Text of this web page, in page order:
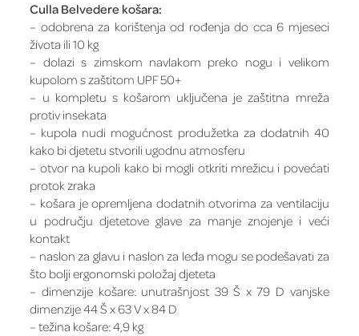
Culla Belvedere košara:
– odobrena za korištenja od rođenja do cca 6 mjeseci
života ili 10 kg
– dolazi s zimskom navlakom preko nogu i velikom
kupolom s zaštitom UPF 50+
– u kompletu s košarom uključena je zaštitna mreža
protiv insekata
– kupola nudi mogućnost produžetka za dodatnih 40
kako bi djetetu stvorili ugodnu atmosferu
– otvor na kupoli kako bi mogli otkriti mrežicu i povećati
protok zraka
– košara je opremljena dodatnih otvorima za ventilaciju
u području djetetove glave za manje znojenje i veći
kontakt
– naslon za glavu i naslon za leđa mogu se podešavati za
što bolji ergonomski položaj djeteta
– dimenzije košare: unutrašnjost 39 Š x 79 D vanjske
dimenzije 44 Š x 63 V x 84 D
– težina košare: 4,9 kg